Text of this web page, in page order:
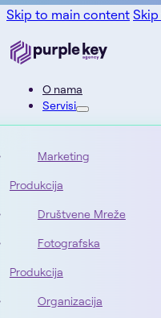
Skip to main content
O nama
Servisi
Marketing
Produkcija
Društvene Mreže
Fotografska
Produkcija
Organizacija